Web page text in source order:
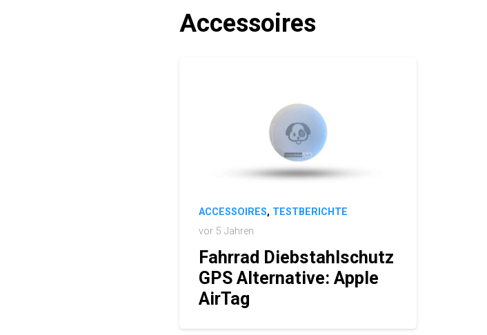
Accessoires
ACCESSOIRES, TESTBERICHTE
vor 5 Jahren
Fahrrad Diebstahlschutz
GPS Alternative: Apple
AirTag